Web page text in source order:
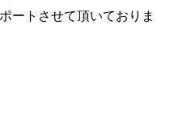
ートさせて頂いておりま